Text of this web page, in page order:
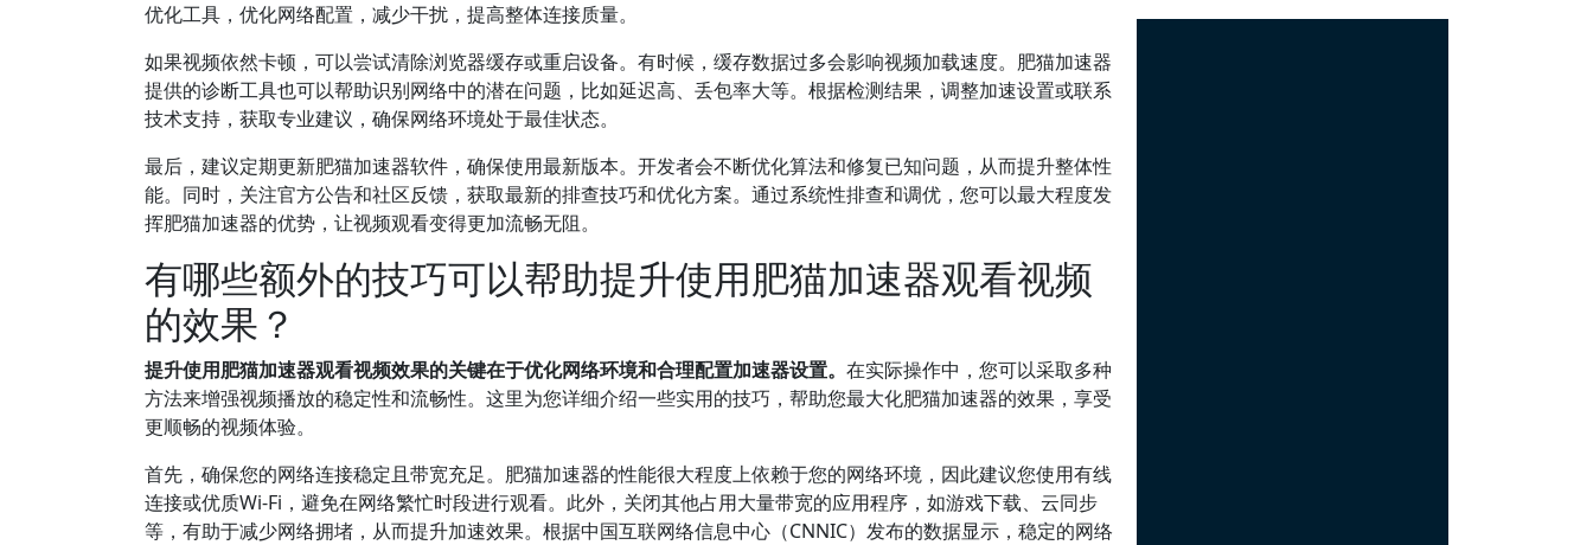
优化工具，优化网络配置，减少干扰，提高整体连接质量。
如果视频依然卡顿，可以尝试清除浏览器缓存或重启设备。有时候，缓存数据过多会影响视频加载速度。肥猫加速器
提供的诊断工具也可以帮助识别网络中的潜在问题，比如延迟高、丢包率大等。根据检测结果，调整加速设置或联系
技术支持，获取专业建议，确保网络环境处于最佳状态。
最后，建议定期更新肥猫加速器软件，确保使用最新版本。开发者会不断优化算法和修复已知问题，从而提升整体性
能。同时，关注官方公告和社区反馈，获取最新的排查技巧和优化方案。通过系统性排查和调优，您可以最大程度发
挥肥猫加速器的优势，让视频观看变得更加流畅无阻。
有哪些额外的技巧可以帮助提升使用肥猫加速器观看视频
的效果？
提升使用肥猫加速器观看视频效果的关键在于优化网络环境和合理配置加速器设置。 在实际操作中，您可以采取多种
方法来增强视频播放的稳定性和流畅性。这里为您详细介绍一些实用的技巧，帮助您最大化肥猫加速器的效果，享受
更顺畅的视频体验。
首先，确保您的网络连接稳定且带宽充足。肥猫加速器的性能很大程度上依赖于您的网络环境，因此建议您使用有线
连接或优质Wi-Fi，避免在网络繁忙时段进行观看。此外，关闭其他占用大量带宽的应用程序，如游戏下载、云同步
等，有助于减少网络拥堵，从而提升加速效果。根据中国互联网络信息中心（CNNIC）发布的数据显示，稳定的网络